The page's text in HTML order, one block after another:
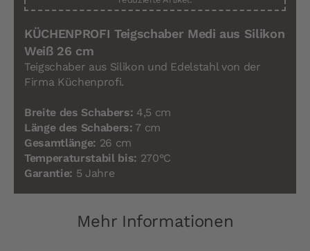
KÜCHENPROFI Teigschaber Medi aus Silikon
Weiß 26 cm
Teigschaber aus Silikon und Edelstahl von der
Firma Küchenprofi.
Breite des Schabers: 4,5 cm
Länge des Schabers: 7 cm
Gesamtlänge: 26 cm
Temperaturstabil bis: 270°C
Garantie: 5 Jahre
Mehr Informationen